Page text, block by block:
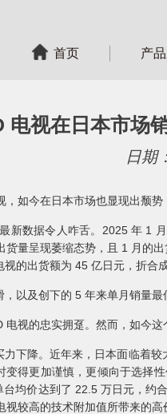
首页 产
电视在日本市场
日期
如今在日本市场也显现出颓势
新数据令人咋舌。2025 年 1
量呈现萎缩态势，且 1 月的
的出货额为 45 亿日元，折合
以及创下的 5 年来单月销量
视的忠实拥趸。然而，如今
下降。近年来，日本面临着
得更加谨慎，更倾向于选择
台均价达到了 22.5 万日元，
较高的技术附加值所带来的高